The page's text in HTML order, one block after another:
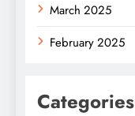
March 2025
February 2025
Categories